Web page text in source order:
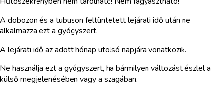
A dobozon és a tubuson feltüntetett lejárati idő után ne
alkalmazza ezt a gyógyszert.
A lejárati idő az adott hónap utolsó napjára vonatkozik.
Ne használja ezt a gyógyszert, ha bármilyen változást észlel a
külső megjelenésében vagy a szagában.